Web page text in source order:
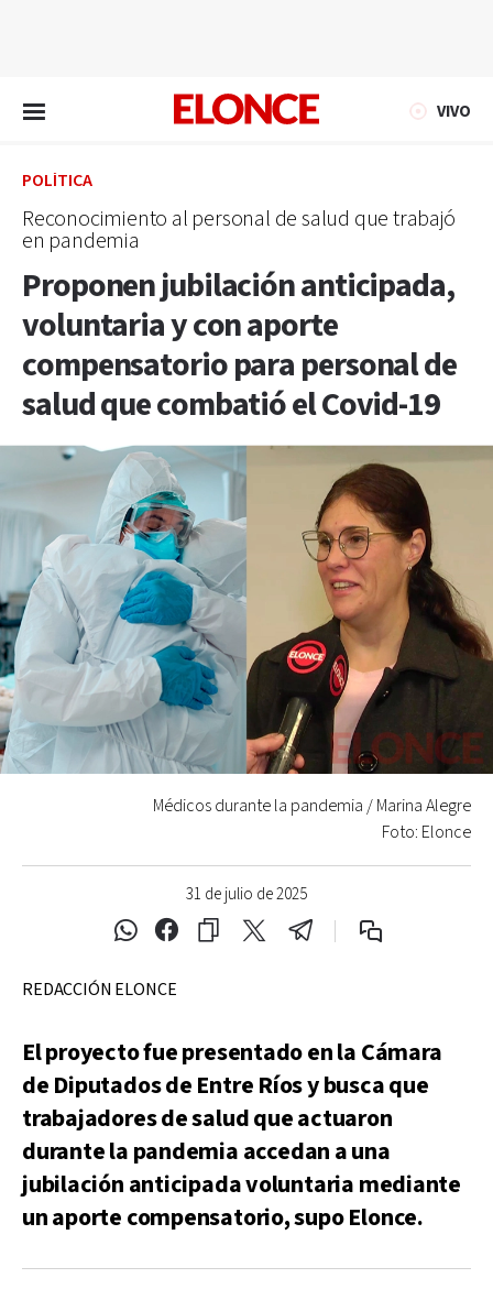
VIVO
POLÍTICA
Reconocimiento al personal de salud que trabajó
en pandemia
Proponen jubilación anticipada,
voluntaria y con aporte
compensatorio para personal de
salud que combatió el Covid-19
31 de julio de 2025
Médicos durante la pandemia / Marina Alegre
Foto: Elonce
REDACCIÓN ELONCE
El proyecto fue presentado en la Cámara
de Diputados de Entre Ríos y busca que
trabajadores de salud que actuaron
durante la pandemia accedan a una
jubilación anticipada voluntaria mediante
un aporte compensatorio, supo Elonce.